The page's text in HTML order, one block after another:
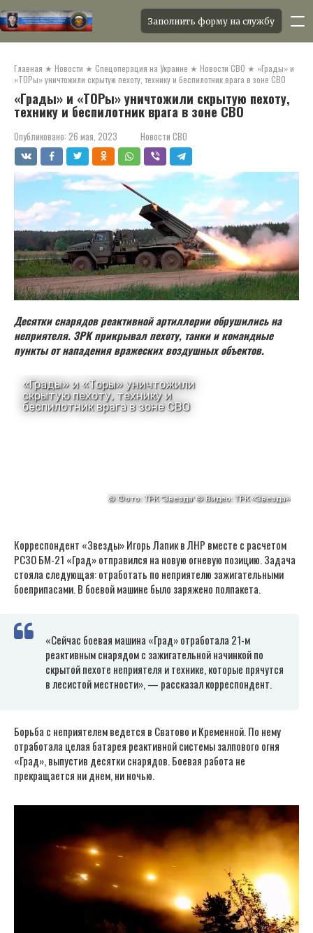
контенту
Заполнить форму на службу
Главная ★ Новости ★ Спецоперация на Украине ★ Новости СВО ★ «Грады» и
«ТОРы» уничтожили скрытую пехоту, технику и беспилотник врага в зоне СВО
«Грады» и «ТОРы» уничтожили скрытую пехоту,
технику и беспилотник врага в зоне СВО
Опубликовано: 26 мая, 2023 Новости СВО
Десятки снарядов реактивной артиллерии обрушились на
неприятеля. ЗРК прикрывал пехоту, танки и командные
пункты от нападения вражеских воздушных объектов.
Корреспондент «Звезды» Игорь Лапик в ЛНР вместе с расчетом
РСЗО БМ-21 «Град» отправился на новую огневую позицию. Задача
стояла следующая: отработать по неприятелю зажигательными
боеприпасами. В боевой машине было заряжено полпакета.
«Сейчас боевая машина «Град» отработала 21-м
реактивным снарядом с зажигательной начинкой по
скрытой пехоте неприятеля и технике, которые прячутся
в лесистой местности», — рассказал корреспондент.
Борьба с неприятелем ведется в Сватово и Кременной. По нему
отработала целая батарея реактивной системы залпового огня
«Град», выпустив десятки снарядов. Боевая работа не
прекращается ни днем, ни ночью.